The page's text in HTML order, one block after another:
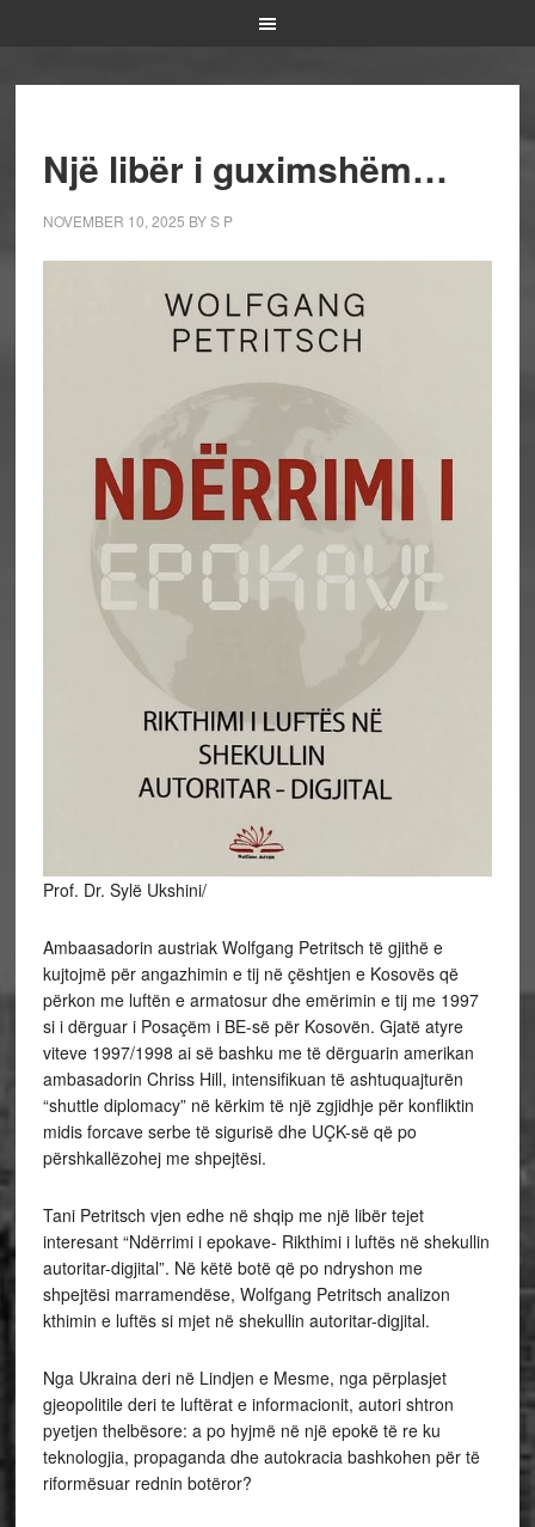
Një libër i guximshëm…
NOVEMBER 10, 2025 BYS P
Prof. Dr. Sylë Ukshini/
Ambaasadorin austriak Wolfgang Petritsch të gjithë e
kujtojmë për angazhimin e tij në çështjen e Kosovës që
përkon me luftën e armatosur dhe emërimin e tij me 1997
si i dërguar i Posaçëm i BE-së për Kosovën. Gjatë atyre
viteve 1997/1998 ai së bashku me të dërguarin amerikan
ambasadorin Chriss Hill, intensifikuan të ashtuquajturën
“shuttle diplomacy” në kërkim të një zgjidhje për konfliktin
midis forcave serbe të sigurisë dhe UÇK-së që po
përshkallëzohej me shpejtësi.
Tani Petritsch vjen edhe në shqip me një libër tejet
interesant “Ndërrimi i epokave- Rikthimi i luftës në shekullin
autoritar-digjital”. Në këtë botë që po ndryshon me
shpejtësi marramendëse, Wolfgang Petritsch analizon
kthimin e luftës si mjet në shekullin autoritar-digjital.
Nga Ukraina deri në Lindjen e Mesme, nga përplasjet
gjeopolitile deri te luftërat e informacionit, autori shtron
pyetjen thelbësore: a po hyjmë në një epokë të re ku
teknologjia, propaganda dhe autokracia bashkohen për të
riformësuar rednin botëror?